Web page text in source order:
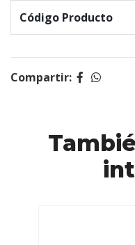
Código Producto
Compartir: